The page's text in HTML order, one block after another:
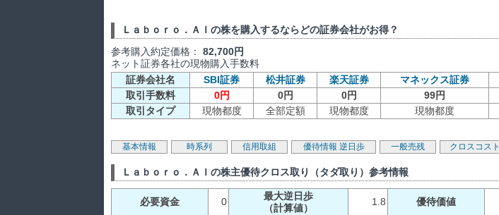
Ｌａｂｏｒｏ．ＡＩの株を購入するならどの証券会社がお得？
参考購入約定価格： 82,700円
ネット証券各社の現物購入手数料
証券会社名
SBI証券 松井証券 楽天証券 マネックス証券
取引手数料
0円 0円 0円 99円
取引タイプ
現物都度 全部定額 現物都度 現物都度
基本情報 時系列 信用取組 優待情報 逆日歩 一般売残 クロスコスト
Ｌａｂｏｒｏ．ＡＩの株主優待クロス取り（タダ取り）参考情報
必要資金 0
最大逆日歩
（計算値）
1.8 優待価値